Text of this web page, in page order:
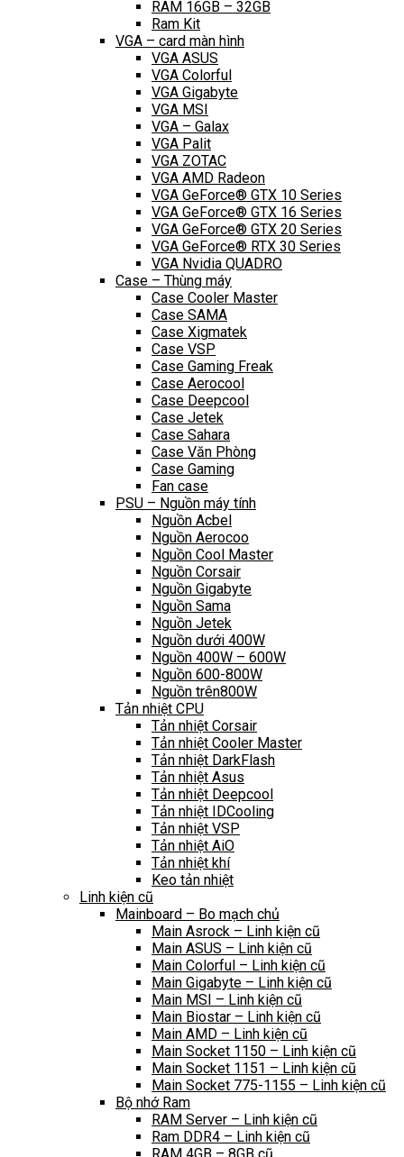
RAM 16GB – 32GB
Ram Kit
VGA – card màn hình
VGA ASUS
VGA Colorful
VGA Gigabyte
VGA MSI
VGA – Galax
VGA Palit
VGA ZOTAC
VGA AMD Radeon
VGA GeForce® GTX 10 Series
VGA GeForce® GTX 16 Series
VGA GeForce® GTX 20 Series
VGA GeForce® RTX 30 Series
VGA Nvidia QUADRO
Case – Thùng máy
Case Cooler Master
Case SAMA
Case Xigmatek
Case VSP
Case Gaming Freak
Case Aerocool
Case Deepcool
Case Jetek
Case Sahara
Case Văn Phòng
Case Gaming
Fan case
PSU – Nguồn máy tính
Nguồn Acbel
Nguồn Aerocoo
Nguồn Cool Master
Nguồn Corsair
Nguồn Gigabyte
Nguồn Sama
Nguồn Jetek
Nguồn dưới 400W
Nguồn 400W – 600W
Nguồn 600-800W
Nguồn trên800W
Tản nhiệt CPU
Tản nhiệt Corsair
Tản nhiệt Cooler Master
Tản nhiệt DarkFlash
Tản nhiệt Asus
Tản nhiệt Deepcool
Tản nhiệt IDCooling
Tản nhiệt VSP
Tản nhiệt AiO
Tản nhiệt khí
Keo tản nhiệt
Linh kiện cũ
Mainboard – Bo mạch chủ
Main Asrock – Linh kiện cũ
Main ASUS – Linh kiện cũ
Main Colorful – Linh kiện cũ
Main Gigabyte – Linh kiện cũ
Main MSI – Linh kiện cũ
Main Biostar – Linh kiện cũ
Main AMD – Linh kiện cũ
Main Socket 1150 – Linh kiện cũ
Main Socket 1151 – Linh kiện cũ
Main Socket 775-1155 – Linh kiện cũ
Bộ nhớ Ram
RAM Server – Linh kiện cũ
Ram DDR4 – Linh kiện cũ